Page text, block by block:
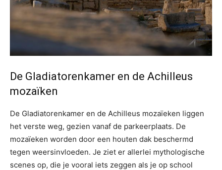
De Gladiatorenkamer en de Achilleus
mozaïken
De Gladiatorenkamer en de Achilleus mozaïeken liggen
het verste weg, gezien vanaf de parkeerplaats. De
mozaïeken worden door een houten dak beschermd
tegen weersinvloeden. Je ziet er allerlei mythologische
scenes op, die je vooral iets zeggen als je op school